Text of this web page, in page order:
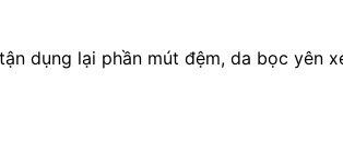
dụng lại phần mút đệm, da bọc yên